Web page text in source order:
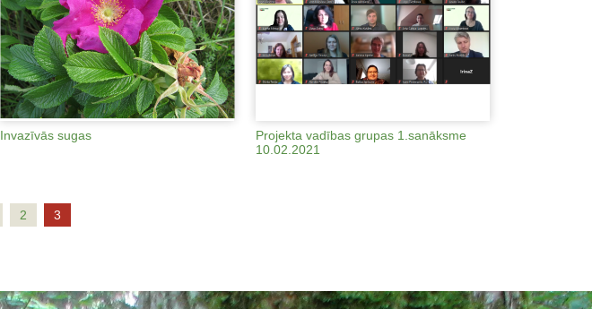
Invazīvās sugas
Projekta vadības grupas 1.sanāksme
10.02.2021
2 3